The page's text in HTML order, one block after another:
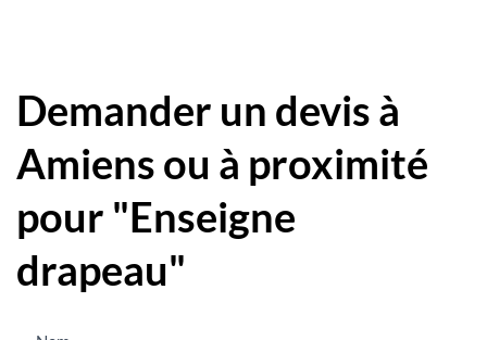
Demander un devis à
Amiens ou à proximité
pour "Enseigne
drapeau"